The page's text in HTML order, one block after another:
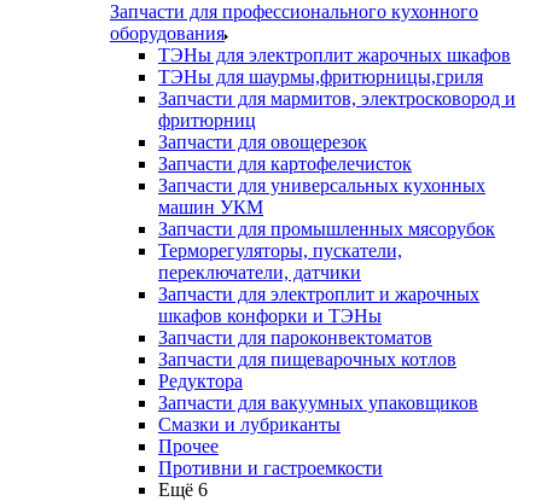
Запчасти для профессионального кухонного
оборудования
ТЭНы для электроплит жарочных шкафов
ТЭНы для шаурмы,фритюрницы,гриля
Запчасти для мармитов, электросковород и
фритюрниц
Запчасти для овощерезок
Запчасти для картофелечисток
Запчасти для универсальных кухонных
машин УКМ
Запчасти для промышленных мясорубок
Терморегуляторы, пускатели,
переключатели, датчики
Запчасти для электроплит и жарочных
шкафов конфорки и ТЭНы
Запчасти для пароконвектоматов
Запчасти для пищеварочных котлов
Редуктора
Запчасти для вакуумных упаковщиков
Смазки и лубриканты
Прочее
Противни и гастроемкости
Ещё 6